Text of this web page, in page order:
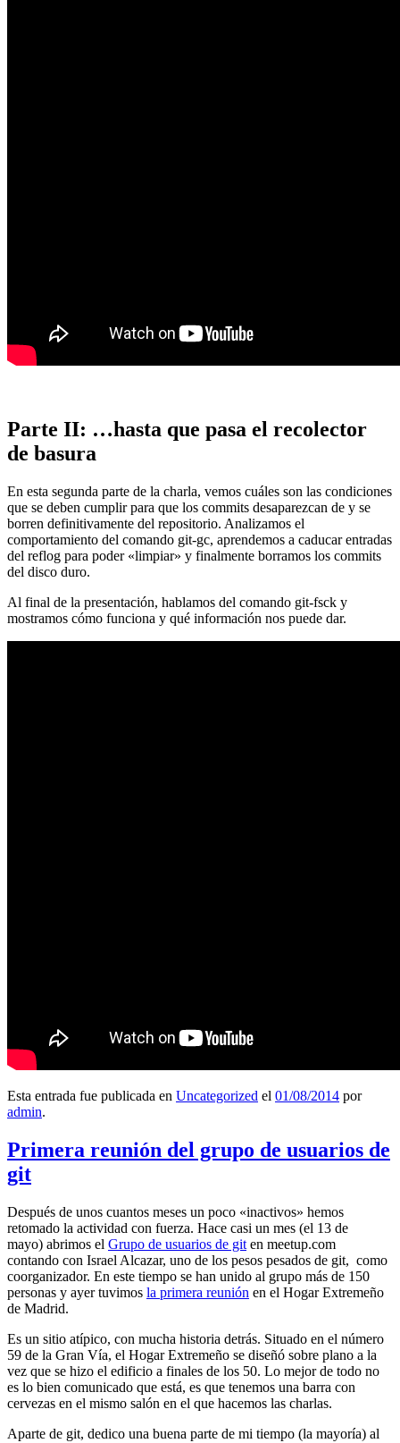
Parte II: …hasta que pasa el recolector
de basura
En esta segunda parte de la charla, vemos cuáles son las condiciones
que se deben cumplir para que los commits desaparezcan de y se
borren definitivamente del repositorio. Analizamos el
comportamiento del comando git-gc, aprendemos a caducar entradas
del reflog para poder «limpiar» y finalmente borramos los commits
del disco duro.
Al final de la presentación, hablamos del comando git-fsck y
mostramos cómo funciona y qué información nos puede dar.
Esta entrada fue publicada en Uncategorized el 01/08/2014 por
admin.
Primera reunión del grupo de usuarios de
git
Después de unos cuantos meses un poco «inactivos» hemos
retomado la actividad con fuerza. Hace casi un mes (el 13 de
mayo) abrimos el Grupo de usuarios de git en meetup.com
contando con Israel Alcazar, uno de los pesos pesados de git, como
coorganizador. En este tiempo se han unido al grupo más de 150
personas y ayer tuvimos la primera reunión en el Hogar Extremeño
de Madrid.
Es un sitio atípico, con mucha historia detrás. Situado en el número
59 de la Gran Vía, el Hogar Extremeño se diseñó sobre plano a la
vez que se hizo el edificio a finales de los 50. Lo mejor de todo no
es lo bien comunicado que está, es que tenemos una barra con
cervezas en el mismo salón en el que hacemos las charlas.
Aparte de git, dedico una buena parte de mi tiempo (la mayoría) al